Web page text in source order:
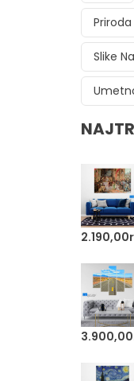
Priroda
Slike
2.190,00
3.900,00